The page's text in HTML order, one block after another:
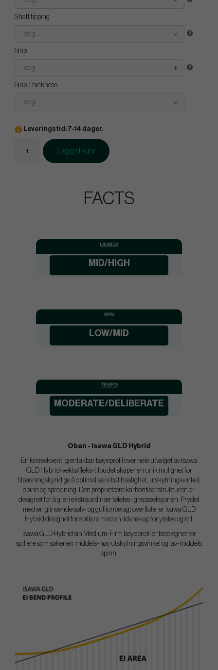
Shaft tipping
Velg...
Grip
Velg...
Grip Thickness
Velg...
Leveringstid: 7-14 dager.
Legg til kurv
FACTS
LAUNCH:
MID/HIGH
SPIN:
LOW/MID
TEMPO:
MODERATE/DELIBERATE
Oban - Isawa GLD Hybrid
En konsekvent, gjentakbar bøyeprofil over hele utvalget av Isawa
GLD Hybrid-vekts/fleks-tilbudet skaper en unik mulighet for
tilpasningskyndige å optimalisere ballhastighet, utskytningsvinkel,
spinn og spredning. Den proprietære karbonfiberstrukturen er
designet for å gi en ekstraordinær følelse i grepsseksjonen. Prydet
med en glinsende sølv- og gullionbelagt overflate, er Isawa GLD
Hybrid designet for spillere med en lidenskap for ytelse og stil.
Isawa GLD Hybrid sin Medium-Firm bøyeprofil er best egnet for
spillere som søker en middels-høy utskytningsvinkel og lav-middels
spinn.